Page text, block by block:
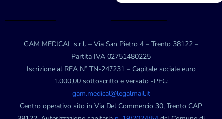
GAM MEDICAL s.r.l. – Via San Pietro 4 – Trento 38122 –
Partita IVA 02751480225
Iscrizione al REA N° TN-247231 – Capitale sociale euro
1.000,00 sottoscritto e versato -PEC:
gam.medical@legalmail.it
Centro operativo sito in Via Del Commercio 30, Trento CAP